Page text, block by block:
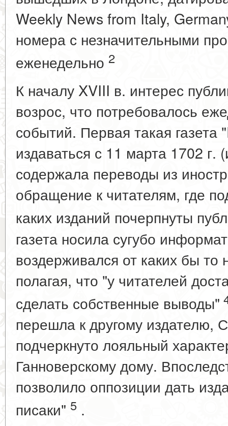
Weekly News from Italy,
номера с незначительными
еженедельно 2
К началу XVIII в. интерес
возрос, что потребовалось
событий. Первая такая газета
издаваться с 11 марта 1702
содержала переводы из
обращение к читателям, где
каких изданий почерпнуты
газета носила сугубо
воздерживался от каких бы
полагая, что "у читателей
сделать собственные выводы"
перешла к другому издателю,
подчеркнуто лояльный
Ганноверскому дому.
позволило оппозиции дать
писаки" 5 .